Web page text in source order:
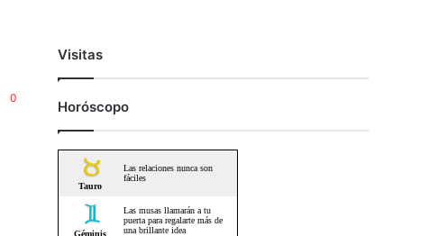
0
Visitas
Horóscopo